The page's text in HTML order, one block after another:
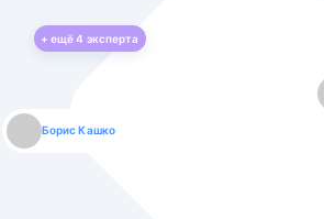
+ ещё4 эксперта
Борис Кашко
Юлия Изоитко
Александр Кулагин
Даниил Макаров
Екатерина Лазаренко